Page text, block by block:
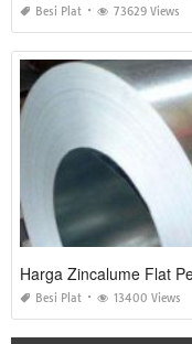
Besi Plat 73629 Views
Harga Zincalume Flat
Besi Plat 13400 Views